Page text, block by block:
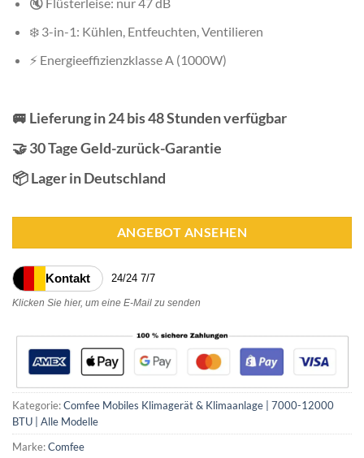
🔇 Flüsterleise: nur 47 dB
❄️ 3-in-1: Kühlen, Entfeuchten, Ventilieren
⚡ Energieeffizienzklasse A (1000W)
🚐 Lieferung in 24 bis 48 Stunden verfügbar
🤝 30 Tage Geld-zurück-Garantie
📦 Lager in Deutschland
ANGEBOT ANSEHEN
Kontakt 24/24 7/7
Klicken Sie hier, um eine E-Mail zu senden
Kategorie:Comfee Mobiles Klimagerät & Klimaanlage | 7000-12000
BTU | Alle Modelle
Marke:Comfee